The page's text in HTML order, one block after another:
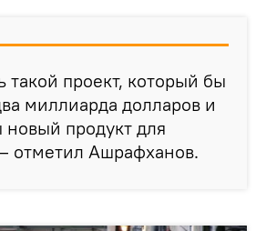
проект, который бы
миллиарда долларов и
продукт для
отметил Ашрафханов.